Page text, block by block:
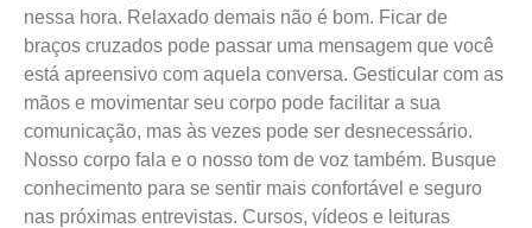
nessa hora. Relaxado demais não é bom. Ficar de
braços cruzados pode passar uma mensagem que você
está apreensivo com aquela conversa. Gesticular com as
mãos e movimentar seu corpo pode facilitar a sua
comunicação, mas às vezes pode ser desnecessário.
Nosso corpo fala e o nosso tom de voz também. Busque
conhecimento para se sentir mais confortável e seguro
nas próximas entrevistas. Cursos, vídeos e leituras